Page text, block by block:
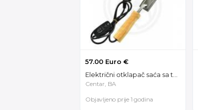
57.00 Euro €
Električni otklapač saća sa termoregulacijom 50921
Centar, BA
Objavljeno prije 1 godina